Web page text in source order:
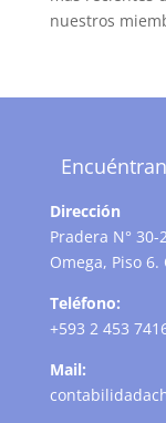
nuestros
Dirección
Pradera N°
Omega, Piso
Teléfono:
+593 2 453
Mail: